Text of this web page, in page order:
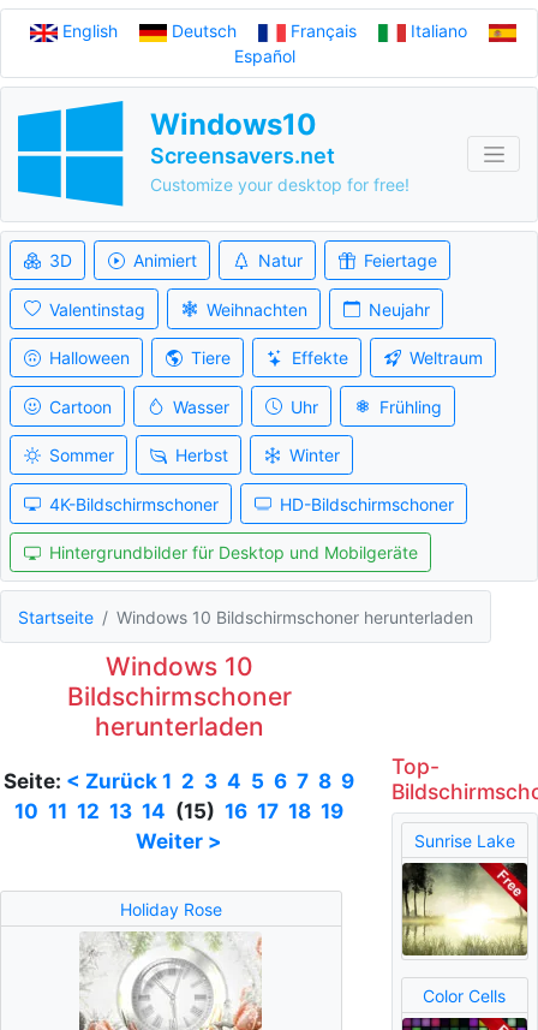
English Deutsch Français
Italiano
Español
Windows10
Screensavers.net
Customize your desktop for free!
3D Animiert Natur Feiertage
Valentinstag Weihnachten Neujahr
Halloween Tiere Effekte Weltraum
Cartoon Wasser Uhr Frühling
Sommer Herbst Winter
4K-Bildschirmschoner HD-Bildschirmschoner
Hintergrundbilder für Desktop und Mobilgeräte
Startseite Windows 10 Bildschirmschoner herunterladen
Windows 10
Bildschirmschoner
herunterladen
Seite: < Zurück 1 2 3 4 5 6 7 8 9
10 11 12 13 14 (15)16 17 18 19
Weiter >
Holiday Rose
Top-
Sunrise Lake
Color Cells